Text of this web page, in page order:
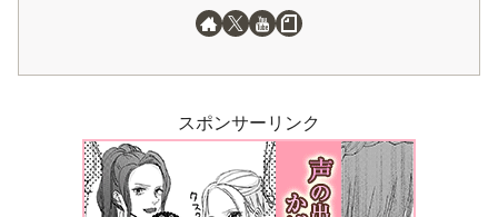
スポンサーリンク